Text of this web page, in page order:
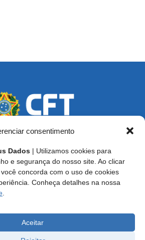
consentimento
Dados | Utilizamos cookies para
e segurança do nosso site. Ao clicar
você concorda com o uso de cookies
Conheça detalhes na nossa
Aceitar
02, Bloco D, Ed. Oscar Niemeyer,
900 - Brasília/DF
ao Técnico:0800 016-1515